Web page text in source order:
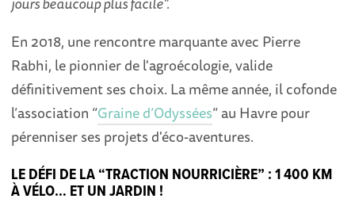
En 2018, une rencontre marquante avec Pierre
Rabhi, le pionnier de l'agroécologie, valide
définitivement ses choix. La même année, il cofonde
l’association “Graine d’Odyssées” au Havre pour
pérenniser ses projets d'éco-aventures.
LE DÉFI DE LA “TRACTION NOURRICIÈRE” : 1 400 KM
À VÉLO… ET UN JARDIN !